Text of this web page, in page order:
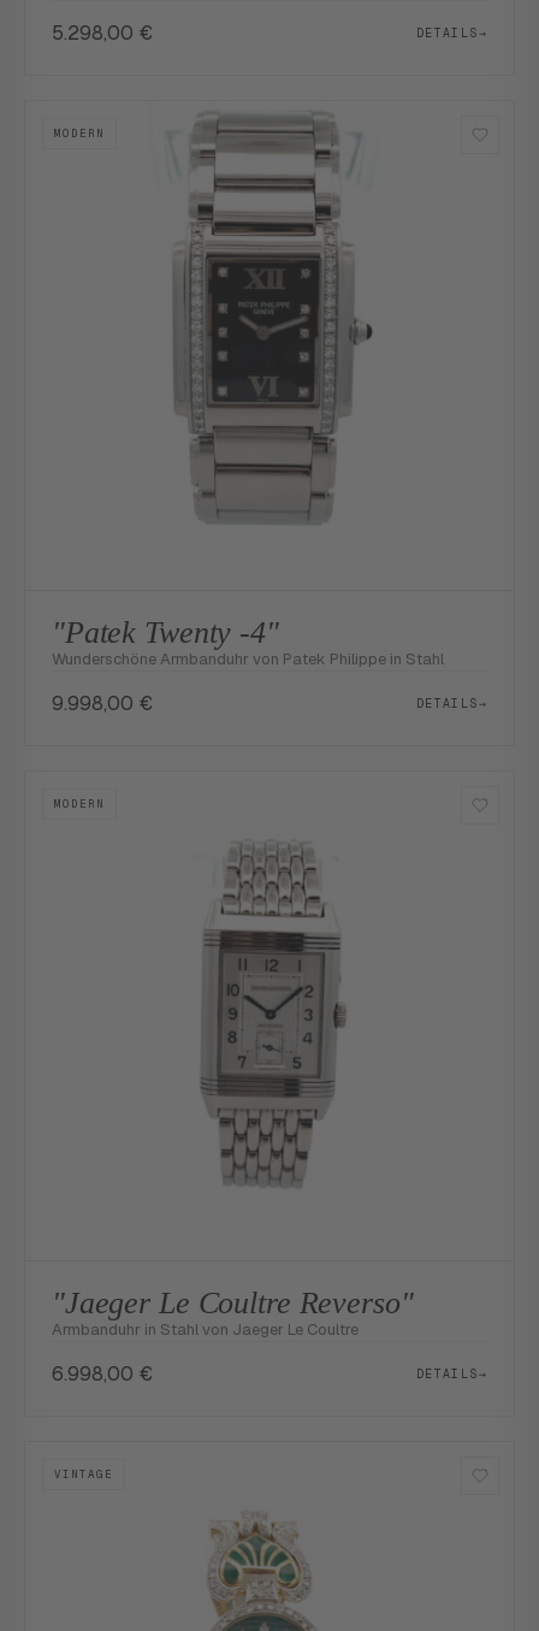
5.298,00 € DETAILS→
MODERN
"Patek Twenty -4"
Wunderschöne Armbanduhr von Patek Philippe in Stahl
9.998,00 € DETAILS→
MODERN
"Jaeger Le Coultre Reverso"
Armbanduhr in Stahl von Jaeger Le Coultre
6.998,00 € DETAILS→
VINTAGE